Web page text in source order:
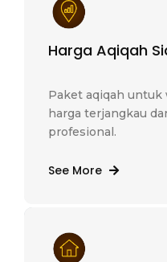
Harga Aqiqah
Paket aqiqah untuk
harga terjangkau
profesional.
See More